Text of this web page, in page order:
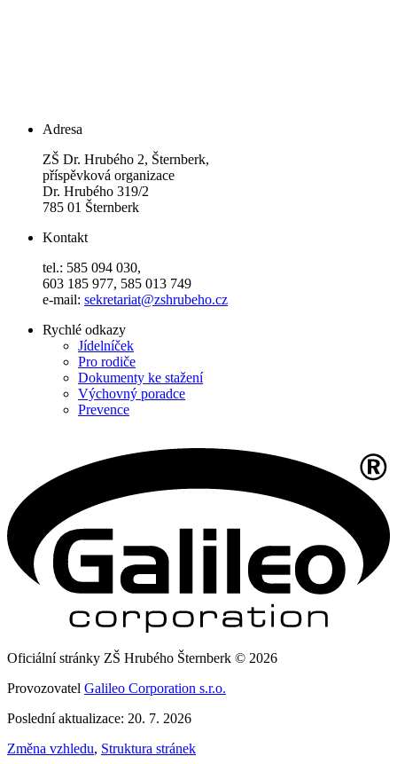
Adresa
ZŠ Dr. Hrubého 2, Šternberk,
příspěvková organizace
Dr. Hrubého 319/2
785 01 Šternberk
Kontakt
tel.: 585 094 030,
603 185 977, 585 013 749
e-mail: sekretariat@zshrubeho.cz
Rychlé odkazy
Jídelníček
Pro rodiče
Dokumenty ke stažení
Výchovný poradce
Prevence
Oficiální stránky ZŠ Hrubého Šternberk © 2026
Provozovatel Galileo Corporation s.r.o.
Poslední aktualizace: 20. 7. 2026
Změna vzhledu, Struktura stránek